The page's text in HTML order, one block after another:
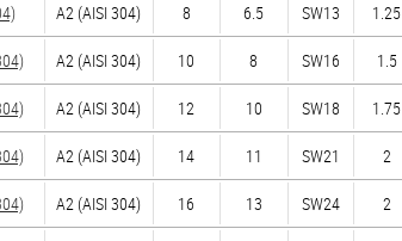
А2 (AISI 304) 8 6.5 SW13 1.25
А2 (AISI 304) 10 8 SW16 1.5
А2 (AISI 304) 12 10 SW18 1.75
А2 (AISI 304) 14 11 SW21 2
А2 (AISI 304) 16 13 SW24 2